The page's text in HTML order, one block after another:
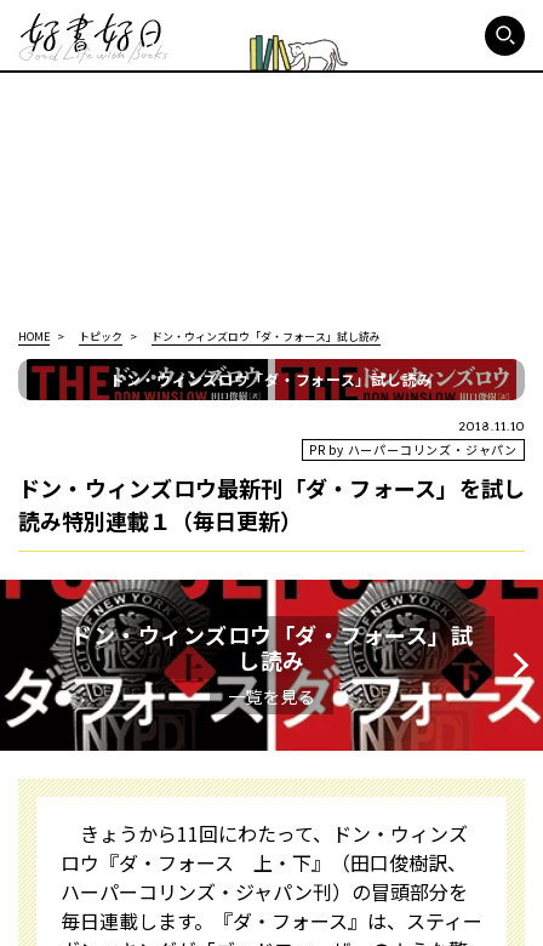
HOME トピック ドン・ウィンズロウ「ダ・フォース」試し読み
ドン・ウィンズロウ「ダ・フォース」試し読み
PR by ハーパーコリンズ・ジャパン
2018.11.10
ドン・ウィンズロウ最新刊「ダ・フォース」を試し
読み特別連載１（毎日更新）
ドン・ウィンズロウ「ダ・フォース」試
し読み
一覧を見る
きょうから11回にわたって、ドン・ウィンズ
ロウ『ダ・フォース 上・下』（田口俊樹訳、
ハーパーコリンズ・ジャパン刊）の冒頭部分を
毎日連載します。『ダ・フォース』は、スティー